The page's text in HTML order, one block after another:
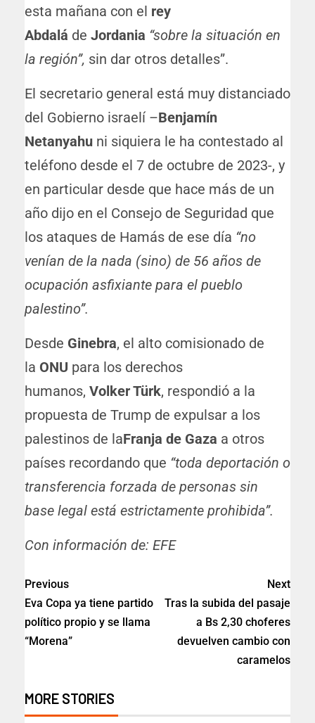
esta mañana con el rey
Abdalá de Jordania “sobre la situación en
la región”, sin dar otros detalles”.
El secretario general está muy distanciado
del Gobierno israelí –Benjamín
Netanyahu ni siquiera le ha contestado al
teléfono desde el 7 de octubre de 2023-, y
en particular desde que hace más de un
año dijo en el Consejo de Seguridad que
los ataques de Hamás de ese día “no
venían de la nada (sino) de 56 años de
ocupación asfixiante para el pueblo
palestino”.
Desde Ginebra, el alto comisionado de
la ONU para los derechos
humanos, Volker Türk, respondió a la
propuesta de Trump de expulsar a los
palestinos de laFranja de Gaza a otros
países recordando que “toda deportación o
transferencia forzada de personas sin
base legal está estrictamente prohibida”.
Con información de: EFE
Previous
Eva Copa ya tiene partido
político propio y se llama
“Morena”
Next
Tras la subida del pasaje
a Bs 2,30 choferes
devuelven cambio con
caramelos
MORE STORIES